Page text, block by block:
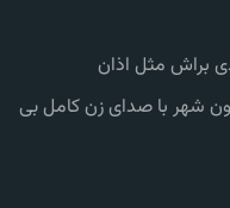
براش مثل اذان
شهر با صدای زن کامل بی